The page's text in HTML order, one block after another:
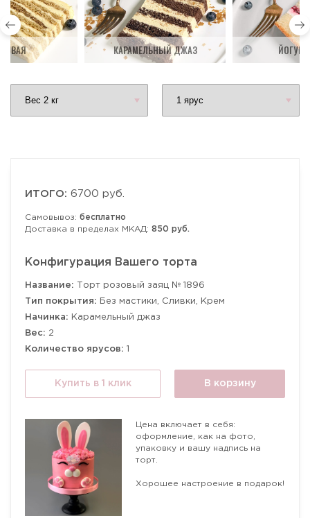
КАРАМЕЛЬНЫЙ ДЖАЗ
ИТОГО: 6700 руб.
Самовывоз: бесплатно
Доставка в пределах МКАД: 850 руб.
Конфигурация Вашего торта
Название: Торт розовый заяц № 1896
Тип покрытия: Без мастики, Сливки, Крем
Начинка: Карамельный джаз
Вес: 2
Количество ярусов: 1
Купить в 1 клик В корзину
Цена включает в себя:
оформление, как на фото,
упаковку и вашу надпись на
торт.
Хорошее настроение в подарок!